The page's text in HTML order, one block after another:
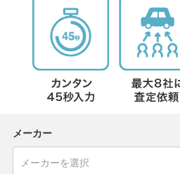
メーカー